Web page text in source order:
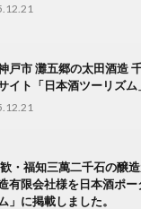
戸市 灘五郷の太田酒造
イト「日本酒ツーリズム
・福知三萬二千石の醸
有限会社様を日本酒ポ
」に掲載しました。